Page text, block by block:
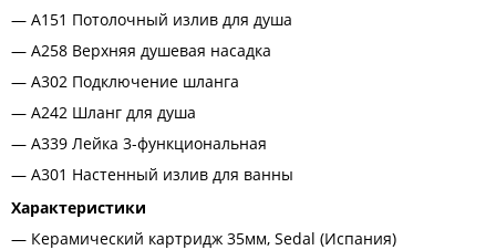
A151 Потолочный излив для душа
A258 Верхняя душевая насадка
A302 Подключение шланга
A242 Шланг для душа
A339 Лейка 3-функциональная
A301 Настенный излив для ванны
Характеристики
Керамический картридж 35мм, Sedal (Испания)